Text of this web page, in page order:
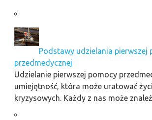
Podstawy udzielania pierwszej
przedmedycznej
Udzielanie pierwszej pomocy
umiejętność, która może uratować
kryzysowych. Każdy z nas może